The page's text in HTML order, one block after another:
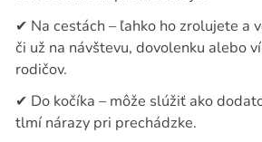
✔ Na cestách – ľahko ho zrolujete a
či už na návštevu, dovolenku alebo
rodičov.
✔ Do kočíka – môže slúžiť ako
tlmí nárazy pri prechádzke.